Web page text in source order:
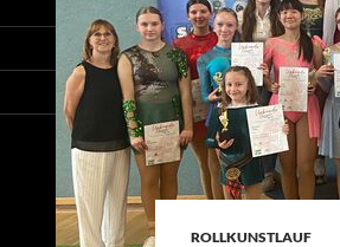
ROLLKUNSTLAUF